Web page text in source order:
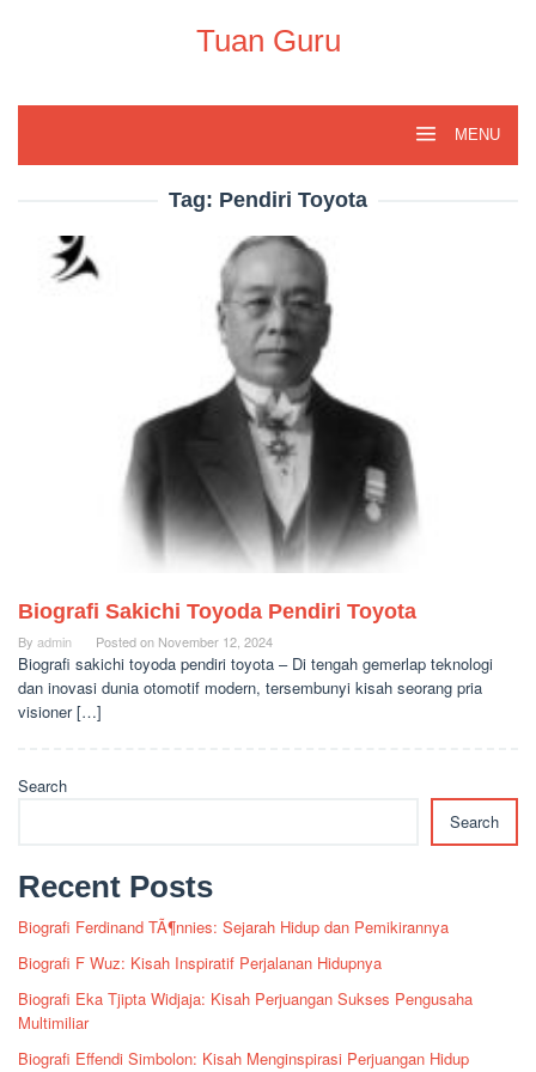
Tuan Guru
MENU
Tag: Pendiri Toyota
Biografi Sakichi Toyoda Pendiri Toyota
By admin Posted on November 12, 2024
Biografi sakichi toyoda pendiri toyota – Di tengah gemerlap teknologi
dan inovasi dunia otomotif modern, tersembunyi kisah seorang pria
visioner […]
Search
Search
Recent Posts
Biografi Ferdinand TÃ¶nnies: Sejarah Hidup dan Pemikirannya
Biografi F Wuz: Kisah Inspiratif Perjalanan Hidupnya
Biografi Eka Tjipta Widjaja: Kisah Perjuangan Sukses Pengusaha
Multimiliar
Biografi Effendi Simbolon: Kisah Menginspirasi Perjuangan Hidup